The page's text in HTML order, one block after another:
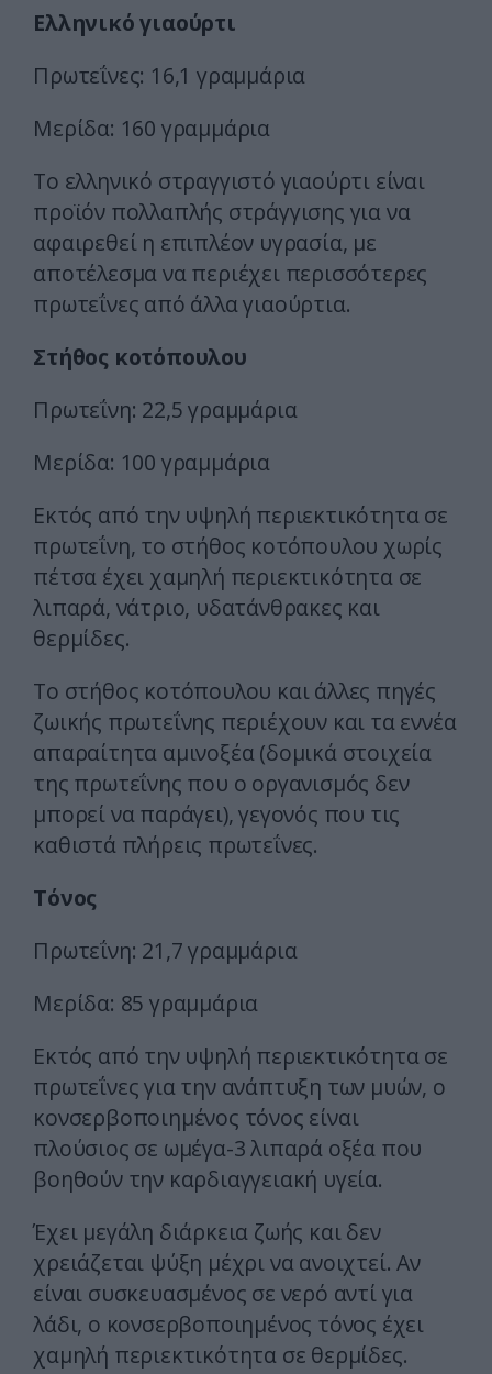
Ελληνικό γιαούρτι
Πρωτεΐνες: 16,1 γραμμάρια
Μερίδα: 160 γραμμάρια
Το ελληνικό στραγγιστό γιαούρτι είναι
προϊόν πολλαπλής στράγγισης για να
αφαιρεθεί η επιπλέον υγρασία, με
αποτέλεσμα να περιέχει περισσότερες
πρωτεΐνες από άλλα γιαούρτια.
Στήθος κοτόπουλου
Πρωτεΐνη: 22,5 γραμμάρια
Μερίδα: 100 γραμμάρια
Εκτός από την υψηλή περιεκτικότητα σε
πρωτεΐνη, το στήθος κοτόπουλου χωρίς
πέτσα έχει χαμηλή περιεκτικότητα σε
λιπαρά, νάτριο, υδατάνθρακες και
θερμίδες.
Το στήθος κοτόπουλου και άλλες πηγές
ζωικής πρωτεΐνης περιέχουν και τα εννέα
απαραίτητα αμινοξέα (δομικά στοιχεία
της πρωτεΐνης που ο οργανισμός δεν
μπορεί να παράγει), γεγονός που τις
καθιστά πλήρεις πρωτεΐνες.
Τόνος
Πρωτεΐνη: 21,7 γραμμάρια
Μερίδα: 85 γραμμάρια
Εκτός από την υψηλή περιεκτικότητα σε
πρωτεΐνες για την ανάπτυξη των μυών, ο
κονσερβοποιημένος τόνος είναι
πλούσιος σε ωμέγα-3 λιπαρά οξέα που
βοηθούν την καρδιαγγειακή υγεία.
Έχει μεγάλη διάρκεια ζωής και δεν
χρειάζεται ψύξη μέχρι να ανοιχτεί. Αν
είναι συσκευασμένος σε νερό αντί για
λάδι, ο κονσερβοποιημένος τόνος έχει
χαμηλή περιεκτικότητα σε θερμίδες.